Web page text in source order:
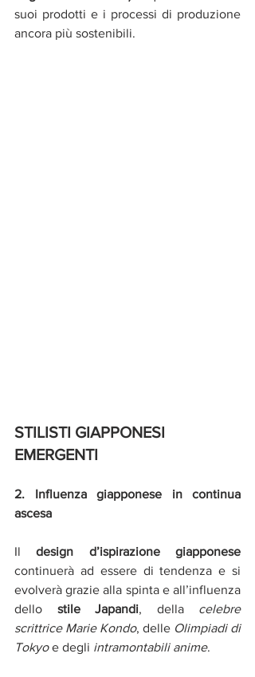
suoi prodotti e i processi di produzione
ancora più sostenibili.
STILISTI GIAPPONESI
EMERGENTI
2. Influenza giapponese in continua
ascesa
Il design d’ispirazione giapponese
continuerà ad essere di tendenza e si
evolverà grazie alla spinta e all’influenza
dello stile Japandi, della celebre
scrittrice Marie Kondo, delle Olimpiadi di
Tokyo e degli intramontabili anime.